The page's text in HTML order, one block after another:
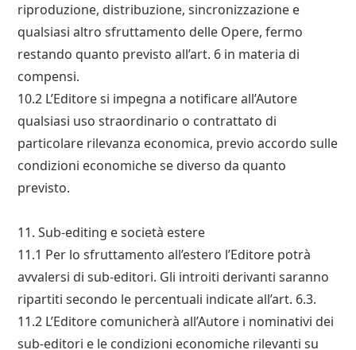
riproduzione, distribuzione, sincronizzazione e
qualsiasi altro sfruttamento delle Opere, fermo
restando quanto previsto all’art. 6 in materia di
compensi.
10.2 L’Editore si impegna a notificare all’Autore
qualsiasi uso straordinario o contrattato di
particolare rilevanza economica, previo accordo sulle
condizioni economiche se diverso da quanto
previsto.
11. Sub-editing e società estere
11.1 Per lo sfruttamento all’estero l’Editore potrà
avvalersi di sub-editori. Gli introiti derivanti saranno
ripartiti secondo le percentuali indicate all’art. 6.3.
11.2 L’Editore comunicherà all’Autore i nominativi dei
sub-editori e le condizioni economiche rilevanti su